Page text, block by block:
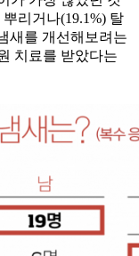
리거나(19.1%) 탈
새를 개선해보려는
치료를 받았다는